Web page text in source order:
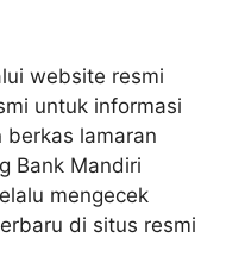
website resmi
untuk informasi
lamaran
Bank Mandiri
mengecek
di situs resmi